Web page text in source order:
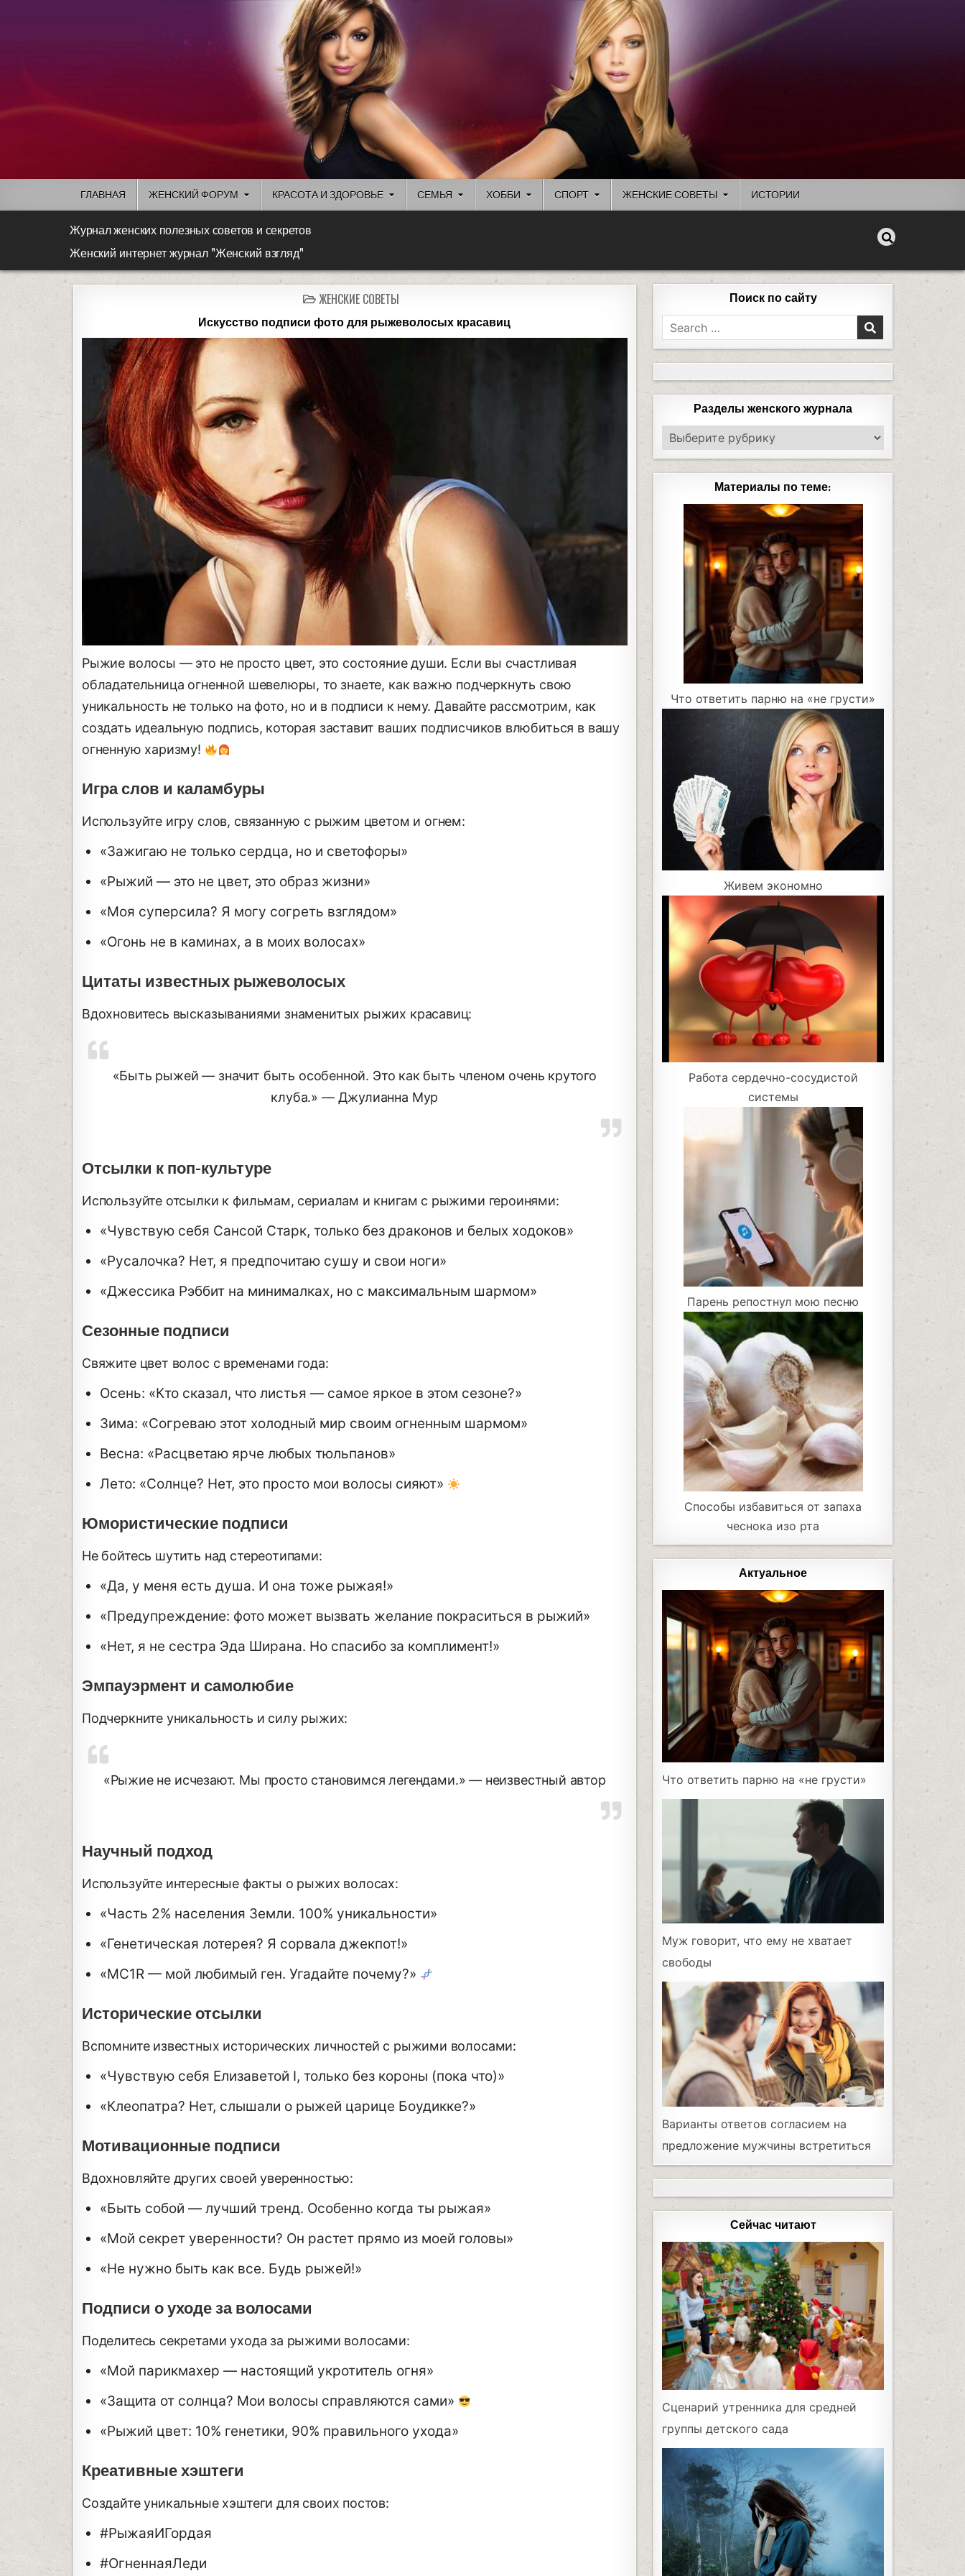
ГЛАВНАЯ ЖЕНСКИЙ ФОРУМ КРАСОТА И ЗДОРОВЬЕ СЕМЬЯ ХОББИ СПОРТ ЖЕНСКИЕ СОВЕТЫ ИСТОРИИ
Журнал женских полезных советов и секретов
Женский интернет журнал "Женский взгляд"
ЖЕНСКИЕ СОВЕТЫ
Искусство подписи фото для рыжеволосых красавиц
Рыжие волосы — это не просто цвет, это состояние души. Если вы счастливая
обладательница огненной шевелюры, то знаете, как важно подчеркнуть свою
уникальность не только на фото, но и в подписи к нему. Давайте рассмотрим, как
создать идеальную подпись, которая заставит ваших подписчиков влюбиться в вашу
огненную харизму!
Игра слов и каламбуры
Используйте игру слов, связанную с рыжим цветом и огнем:
«Зажигаю не только сердца, но и светофоры»
«Рыжий — это не цвет, это образ жизни»
«Моя суперсила? Я могу согреть взглядом»
«Огонь не в каминах, а в моих волосах»
Цитаты известных рыжеволосых
Вдохновитесь высказываниями знаменитых рыжих красавиц:
«Быть рыжей — значит быть особенной. Это как быть членом очень крутого
клуба.» — Джулианна Мур
Отсылки к поп-культуре
Используйте отсылки к фильмам, сериалам и книгам с рыжими героинями:
«Чувствую себя Сансой Старк, только без драконов и белых ходоков»
«Русалочка? Нет, я предпочитаю сушу и свои ноги»
«Джессика Рэббит на минималках, но с максимальным шармом»
Сезонные подписи
Свяжите цвет волос с временами года:
Осень: «Кто сказал, что листья — самое яркое в этом сезоне?»
Зима: «Согреваю этот холодный мир своим огненным шармом»
Весна: «Расцветаю ярче любых тюльпанов»
Лето: «Солнце? Нет, это просто мои волосы сияют»
Юмористические подписи
Не бойтесь шутить над стереотипами:
«Да, у меня есть душа. И она тоже рыжая!»
«Предупреждение: фото может вызвать желание покраситься в рыжий»
«Нет, я не сестра Эда Ширана. Но спасибо за комплимент!»
Эмпауэрмент и самолюбие
Подчеркните уникальность и силу рыжих:
«Рыжие не исчезают. Мы просто становимся легендами.» — неизвестный автор
Научный подход
Используйте интересные факты о рыжих волосах:
«Часть 2% населения Земли. 100% уникальности»
«Генетическая лотерея? Я сорвала джекпот!»
«MC1R — мой любимый ген. Угадайте почему?»
Исторические отсылки
Вспомните известных исторических личностей с рыжими волосами:
«Чувствую себя Елизаветой I, только без короны (пока что)»
«Клеопатра? Нет, слышали о рыжей царице Боудикке?»
Мотивационные подписи
Вдохновляйте других своей уверенностью:
«Быть собой — лучший тренд. Особенно когда ты рыжая»
«Мой секрет уверенности? Он растет прямо из моей головы»
«Не нужно быть как все. Будь рыжей!»
Подписи о уходе за волосами
Поделитесь секретами ухода за рыжими волосами:
«Мой парикмахер — настоящий укротитель огня»
«Защита от солнца? Мои волосы справляются сами»
«Рыжий цвет: 10% генетики, 90% правильного ухода»
Креативные хэштеги
Создайте уникальные хэштеги для своих постов:
#РыжаяИГордая
#ОгненнаяЛеди
Поиск по сайту
Разделы женского журнала
Материалы по теме:
Что ответить парню на «не грусти»
Живем экономно
Работа сердечно-сосудистой
системы
Парень репостнул мою песню
Способы избавиться от запаха
чеснока изо рта
Актуальное
Что ответить парню на «не грусти»
Муж говорит, что ему не хватает
свободы
Варианты ответов согласием на
предложение мужчины встретиться
Сейчас читают
Сценарий утренника для средней
группы детского сада